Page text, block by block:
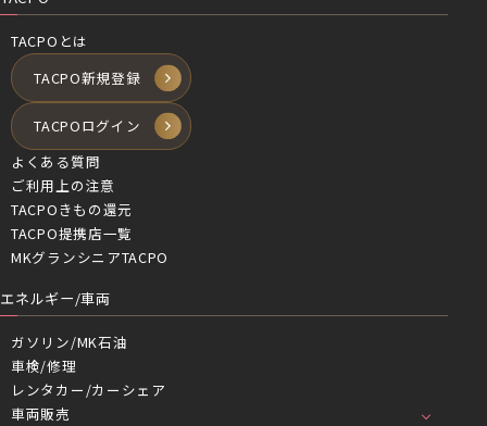
TACPOとは
TACPO新規登録
TACPOログイン
よくある質問
ご利用上の注意
TACPOきもの還元
TACPO提携店一覧
MKグランシニアTACPO
エネルギー/車両
ガソリン/MK石油
車検/修理
レンタカー/カーシェア
車両販売